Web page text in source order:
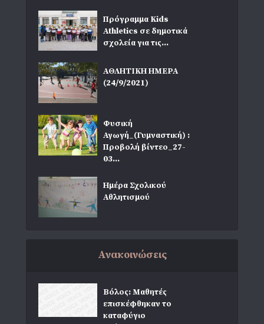
Πρόγραμμα Kids
Athletics σε δημοτικά
σχολεία για τις...
ΑΘΛΗΤΙΚΗ ΗΜΕΡΑ
(24/9/2021)
Φυσική
Αγωγή_(Γυμναστική) :
Προβολή βίντεο_27-
03...
Ημέρα Σχολικού
Αθλητισμού
Ανακοινώσεις
Βόλος: Μαθητές
επισκέφθηκαν το
καταφύγιο